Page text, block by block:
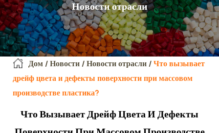
Новости отрасли
Дом /Новости /Новости отрасли /Что вызывает
дрейф цвета и дефекты поверхности при массовом
производстве пластика?
Что Вызывает Дрейф Цвета И Дефекты